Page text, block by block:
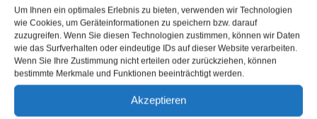
Um Ihnen ein optimales Erlebnis zu bieten, verwenden wir Technologien
wie Cookies, um Geräteinformationen zu speichern bzw. darauf
zuzugreifen. Wenn Sie diesen Technologien zustimmen, können wir Daten
wie das Surfverhalten oder eindeutige IDs auf dieser Website verarbeiten.
Wenn Sie Ihre Zustimmung nicht erteilen oder zurückziehen, können
bestimmte Merkmale und Funktionen beeinträchtigt werden.
Akzeptieren
como:
Casa de banho
Instalações sanitárias